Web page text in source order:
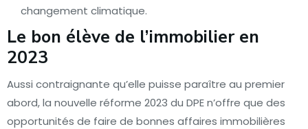
changement climatique.
Le bon élève de l’immobilier en
2023
Aussi contraignante qu’elle puisse paraître au premier
abord, la nouvelle réforme 2023 du DPE n’offre que des
opportunités de faire de bonnes affaires immobilières